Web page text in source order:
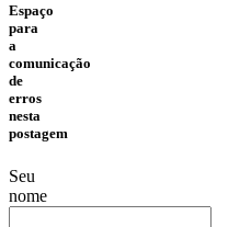
Espaço
para
a
comunicação
de
erros
nesta
postagem
Seu
nome